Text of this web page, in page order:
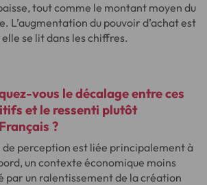
tout comme le montant moyen du
L’augmentation du pouvoir d’achat est
se lit dans les chiffres.
vous le décalage entre ces
et le ressenti plutôt
?
perception est liée principalement à
un contexte économique moins
par un ralentissement de la création